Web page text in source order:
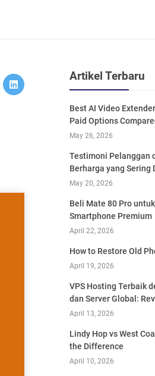
Artikel Terbaru
Best AI Video
Paid Options
May 26, 2026
Testimoni Pelanggan
Berharga yang Sering
May 20, 2026
Beli Mate 80 Pro
Smartphone Premium
April 22, 2026
How to Restore Old
April 19, 2026
VPS Hosting Terbaik
dan Server Global:
April 13, 2026
Lindy Hop vs West
the Difference
April 10, 2026